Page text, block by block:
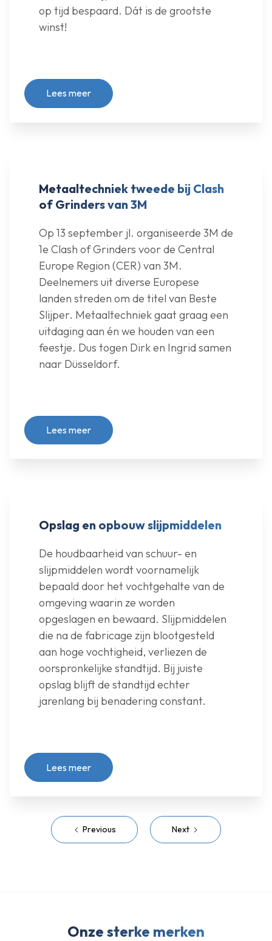
op tijd bespaard. Dát is de grootste
winst!
Lees meer
Metaaltechniek tweede bij Clash
of Grinders van 3M
Op 13 september jl. organiseerde 3M de
1e Clash of Grinders voor de Central
Europe Region (CER) van 3M.
Deelnemers uit diverse Europese
landen streden om de titel van Beste
Slijper. Metaaltechniek gaat graag een
uitdaging aan én we houden van een
feestje. Dus togen Dirk en Ingrid samen
naar Düsseldorf.
Lees meer
Opslag en opbouw slijpmiddelen
De houdbaarheid van schuur- en
slijpmiddelen wordt voornamelijk
bepaald door het vochtgehalte van de
omgeving waarin ze worden
opgeslagen en bewaard. Slijpmiddelen
die na de fabricage zijn blootgesteld
aan hoge vochtigheid, verliezen de
oorspronkelijke standtijd. Bij juiste
opslag blijft de standtijd echter
jarenlang bij benadering constant.
Lees meer
Previous Next
Onze sterke merken